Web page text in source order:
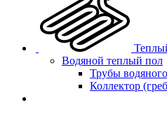
Водяной теплый пол
Трубы
Коллектор